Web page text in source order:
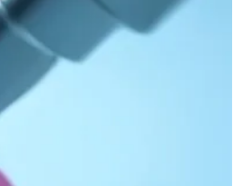
DE ACUERDO CON LA